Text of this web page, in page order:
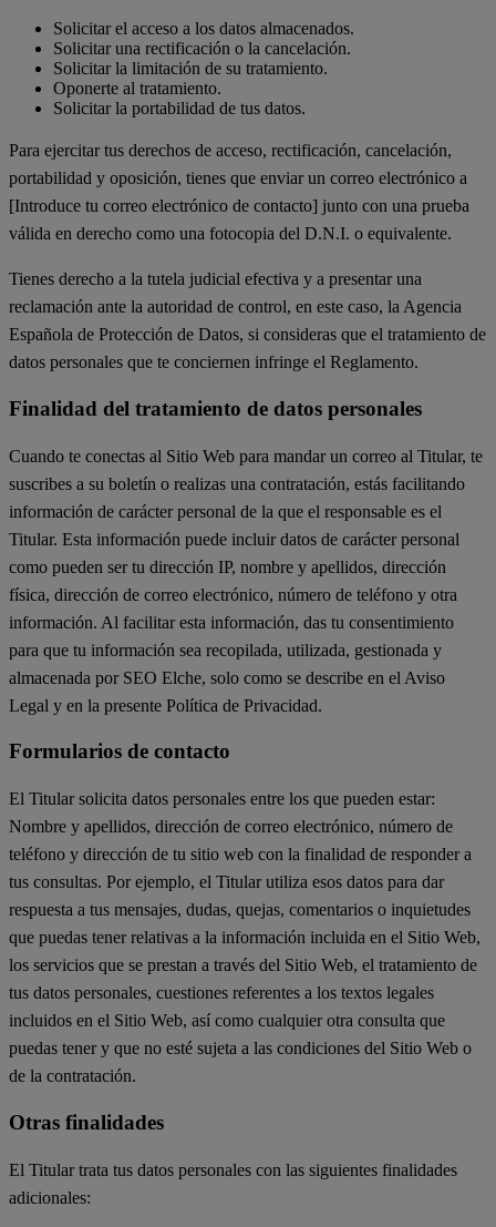
Solicitar el acceso a los datos almacenados.
Solicitar una rectificación o la cancelación.
Solicitar la limitación de su tratamiento.
Oponerte al tratamiento.
Solicitar la portabilidad de tus datos.
Para ejercitar tus derechos de acceso, rectificación, cancelación,
portabilidad y oposición, tienes que enviar un correo electrónico a
[Introduce tu correo electrónico de contacto] junto con una prueba
válida en derecho como una fotocopia del D.N.I. o equivalente.
Tienes derecho a la tutela judicial efectiva y a presentar una
reclamación ante la autoridad de control, en este caso, la Agencia
Española de Protección de Datos, si consideras que el tratamiento de
datos personales que te conciernen infringe el Reglamento.
Finalidad del tratamiento de datos personales
Cuando te conectas al Sitio Web para mandar un correo al Titular, te
suscribes a su boletín o realizas una contratación, estás facilitando
información de carácter personal de la que el responsable es el
Titular. Esta información puede incluir datos de carácter personal
como pueden ser tu dirección IP, nombre y apellidos, dirección
física, dirección de correo electrónico, número de teléfono y otra
información. Al facilitar esta información, das tu consentimiento
para que tu información sea recopilada, utilizada, gestionada y
almacenada por SEO Elche, solo como se describe en el Aviso
Legal y en la presente Política de Privacidad.
Formularios de contacto
El Titular solicita datos personales entre los que pueden estar:
Nombre y apellidos, dirección de correo electrónico, número de
teléfono y dirección de tu sitio web con la finalidad de responder a
tus consultas. Por ejemplo, el Titular utiliza esos datos para dar
respuesta a tus mensajes, dudas, quejas, comentarios o inquietudes
que puedas tener relativas a la información incluida en el Sitio Web,
los servicios que se prestan a través del Sitio Web, el tratamiento de
tus datos personales, cuestiones referentes a los textos legales
incluidos en el Sitio Web, así como cualquier otra consulta que
puedas tener y que no esté sujeta a las condiciones del Sitio Web o
de la contratación.
Otras finalidades
El Titular trata tus datos personales con las siguientes finalidades
adicionales: